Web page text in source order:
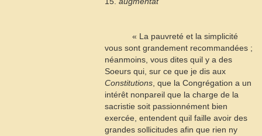
« La pauvreté et la simplicité
vous sont grandement recommandées ;
néanmoins, vous dites quil y a des
Soeurs qui, sur ce que je dis aux
Constitutions , que la Congrégation a un
intérêt nonpareil que la charge de la
sacristie soit passionnément bien
exercée, entendent quil faille avoir des
grandes sollicitudes afin que rien ny